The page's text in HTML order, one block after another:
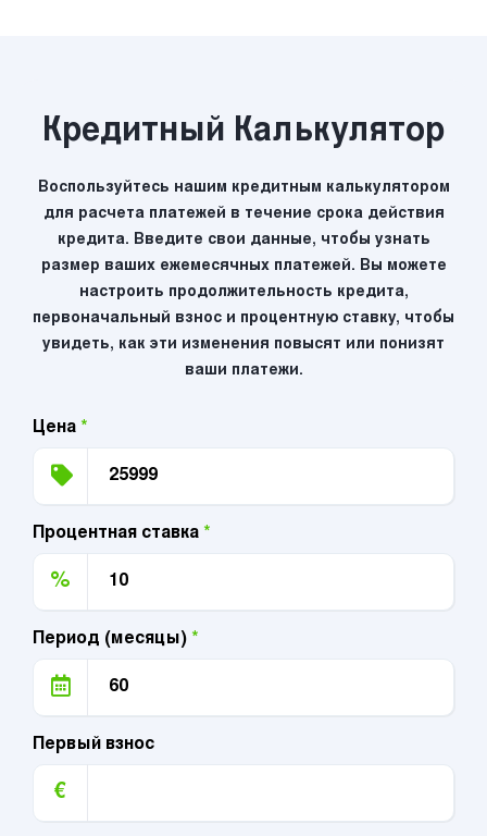
Кредитный Калькулятор
Воспользуйтесь нашим кредитным калькулятором
для расчета платежей в течение срока действия
кредита. Введите свои данные, чтобы узнать
размер ваших ежемесячных платежей. Вы можете
настроить продолжительность кредита,
первоначальный взнос и процентную ставку, чтобы
увидеть, как эти изменения повысят или понизят
ваши платежи.
Цена *
Процентная ставка *
%
Период (месяцы) *
Первый взнос
€